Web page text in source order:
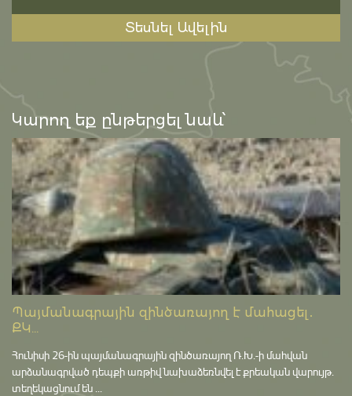
Տեսնել Ավելին
Կարող եք ընթերցել նաև՝
Պայմանագրային զինծառայող է մահացել․
ՔԿ...
Հունիսի 26-ին պայմանագրային զինծառայող Ռ.Խ.-ի մահվան
արձանագրված դեպքի առթիվ նախաձեռնվել է քրեական վարույթ․
տեղեկացնում են ...